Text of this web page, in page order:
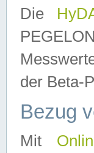
Die
der Beta-
Bezug
Mit